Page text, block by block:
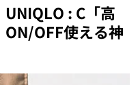
UNIQLO : C「高
ON/OFF使える神